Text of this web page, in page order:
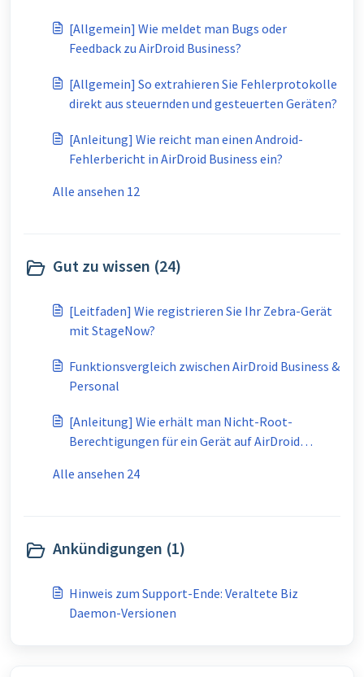
[Allgemein] Wie meldet man Bugs oder
Feedback zu AirDroid Business?
[Allgemein] So extrahieren Sie Fehlerprotokolle
direkt aus steuernden und gesteuerten Geräten?
[Anleitung] Wie reicht man einen Android-
Fehlerbericht in AirDroid Business ein?
Alle ansehen 12
Gut zu wissen (24)
[Leitfaden] Wie registrieren Sie Ihr Zebra-Gerät
mit StageNow?
Funktionsvergleich zwischen AirDroid Business &
Personal
[Anleitung] Wie erhält man Nicht-Root-
Berechtigungen für ein Gerät auf AirDroid
Alle ansehen 24
Ankündigungen (1)
Hinweis zum Support-Ende: Veraltete Biz
Daemon-Versionen